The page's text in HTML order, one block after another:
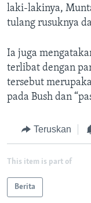
laki-lakinya,
tulang rusuknya
Ia juga
terlibat dengan
tersebut
pada Bush dan
Teruskan
This item is part of
Berita